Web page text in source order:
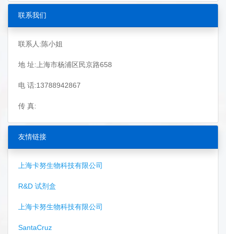
联系我们
联系人:陈小姐
地 址:上海市杨浦区民京路658
电 话:13788942867
传 真:
友情链接
上海卡努生物科技有限公司
R&D 试剂盒
上海卡努生物科技有限公司
SantaCruz